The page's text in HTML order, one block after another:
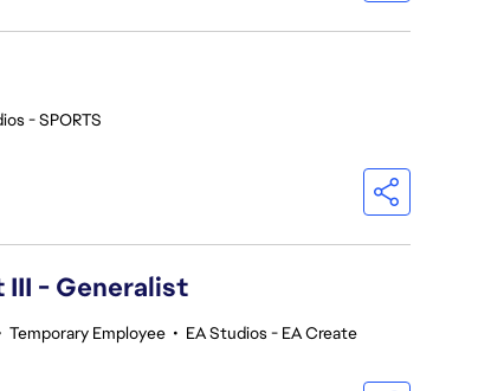
- SPORTS
- Generalist
Temporary Employee • EA Studios - EA Create